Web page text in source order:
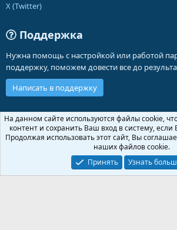
X (Twitter)
Поддержка
Нужна помощь с настройкой или работой
поддержку, поможем довести все до
Написать в поддержку
Russian (RU)
Обратная связь
Условия и правила
Политика конфиденциальности
Помощь
Community platform by XenForo ® © 2010-2026
На данном сайте используются файлы cookie,
контент и сохранить Ваш вход в систему, если
Продолжая использовать этот сайт, Вы
наших файлов cookie.
Принять
Узнать